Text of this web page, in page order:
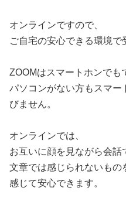
オンラインですので、
ご自宅の安心できる環境で
ZOOMはスマートホンでも
パソコンがない方もスマー
びません。
オンラインでは、
お互いに顔を見ながら会話
文章では感じられないもの
感じて安心できます。